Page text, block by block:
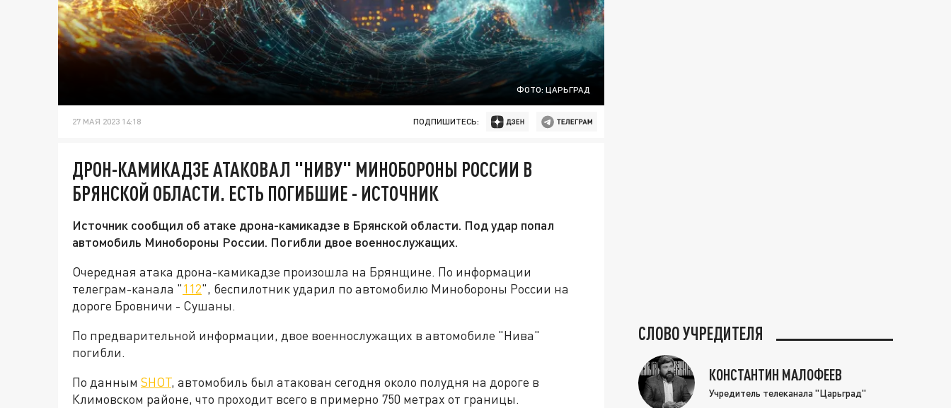
ФОТО: ЦАРЬГРАД
27 МАЯ 2023 14:18 ПОДПИШИТЕСЬ:
ДРОН-КАМИКАДЗЕ АТАКОВАЛ "НИВУ" МИНОБОРОНЫ РОССИИ В
БРЯНСКОЙ ОБЛАСТИ. ЕСТЬ ПОГИБШИЕ - ИСТОЧНИК
Источник сообщил об атаке дрона-камикадзе в Брянской области. Под удар попал
автомобиль Минобороны России. Погибли двое военнослужащих.
Очередная атака дрона-камикадзе произошла на Брянщине. По информации
телеграм-канала "112", беспилотник ударил по автомобилю Минобороны России на
дороге Бровничи - Сушаны.
По предварительной информации, двое военнослужащих в автомобиле "Нива"
погибли.
По данным SHOT, автомобиль был атакован сегодня около полудня на дороге в
Климовском районе, что проходит всего в примерно 750 метрах от границы.
СЛОВО УЧРЕДИТЕЛЯ
КОНСТАНТИН МАЛОФЕЕВ
Учредитель телеканала "Царьград"